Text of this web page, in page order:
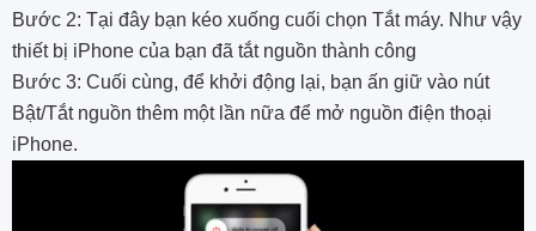
Bước 2: Tại đây bạn kéo xuống cuối chọn Tắt máy. Như vậy
thiết bị iPhone của bạn đã tắt nguồn thành công
Bước 3: Cuối cùng, để khởi động lại, bạn ấn giữ vào nút
Bật/Tắt nguồn thêm một lần nữa để mở nguồn điện thoại
iPhone.